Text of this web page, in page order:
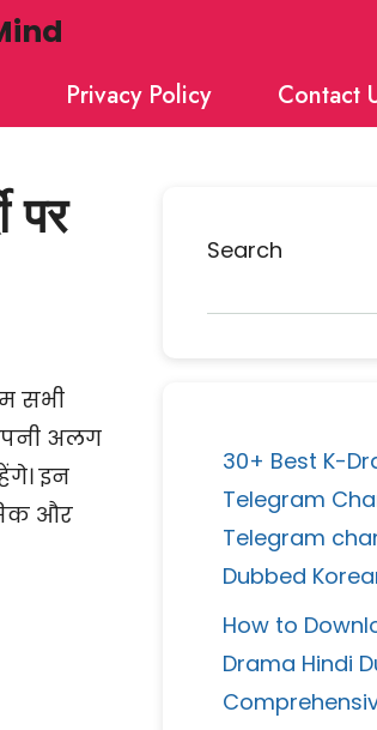
Privacy Policy Contact
पर
सभी
अलग
इन
और
Search
30+ Best K-
Telegram
Telegram
Dubbed
How to
Drama Hindi